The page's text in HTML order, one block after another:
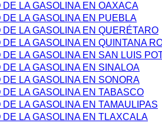
DE LA GASOLINA EN OAXACA
DE LA GASOLINA EN PUEBLA
DE LA GASOLINA EN QUERÉTARO
DE LA GASOLINA EN QUINTANA
DE LA GASOLINA EN SAN LUIS
DE LA GASOLINA EN SINALOA
DE LA GASOLINA EN SONORA
DE LA GASOLINA EN TABASCO
DE LA GASOLINA EN TAMAULIPAS
DE LA GASOLINA EN TLAXCALA